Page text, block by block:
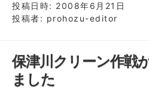
投稿日時: 2008年6月21日
投稿者: prohozu-editor
保津川クリーン作戦
ました